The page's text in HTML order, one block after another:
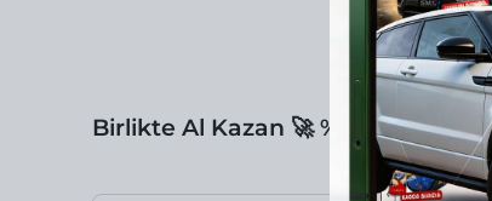
Birlikte Al Kazan 🚀 %15 NET